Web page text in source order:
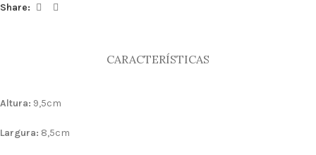
Share:
CARACTERÍSTICAS
Altura: 9,5cm
Largura: 8,5cm